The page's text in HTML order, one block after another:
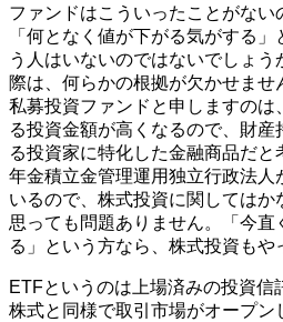
ファンドはこういったことがない
「何となく値が下がる気がする
う人はいないのではないでしょう
際は、何らかの根拠が欠かせませ
私募投資ファンドと申しますの
る投資金額が高くなるので、財
る投資家に特化した金融商品だと
年金積立金管理運用独立行政法人
いるので、株式投資に関してはか
思っても問題ありません。「今
る」という方なら、株式投資もや
ETFというのは上場済みの投資信
株式と同様で取引市場がオープン